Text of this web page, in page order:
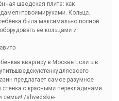
шведская плита: как
Кольца.
была максимально полной
её кольцами и
квартиру в Москве Если ыв
предлагает самое разумное
с красными перекладинами
семьи! /shvedskie-